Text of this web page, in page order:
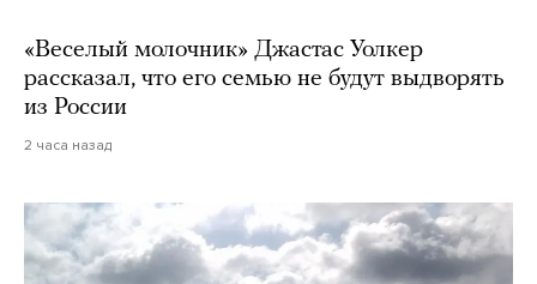
«Веселый молочник» Джастас Уолкер
рассказал, что его семью не будут выдворять
из России
2 часа назад